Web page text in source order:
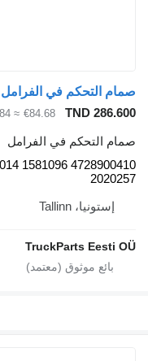
TND
€84.68
≈ $97.84
التحكم في الفرامل
4728900410 1581096 1888014
إستونيا، Tallinn
TruckParts Eesti